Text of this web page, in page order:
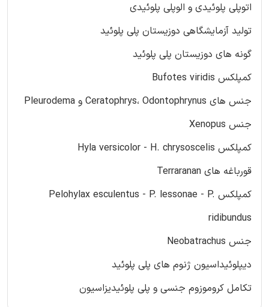
اتوپلی پلوئیدی و الوپلی پلوئیدی
تولید آزمایشگاهی دوزیستان پلی پلوئید
گونه های دوزیستان پلی پلوئید
کمپلکس Bufotes viridis
جنس های Ceratophrys، Odontophrynus و Pleurodema
جنس Xenopus
کمپلکس Hyla versicolor - H. chrysoscelis
قورباغه های Terraranan
کمپلکس Pelohylax esculentus - P. lessonae - P.
ridibundus
جنس Neobatrachus
دیپلوئیداسیون ژنوم های پلی پلوئید
تکامل کروموزوم جنسی و پلی پلوئیدیزاسیون